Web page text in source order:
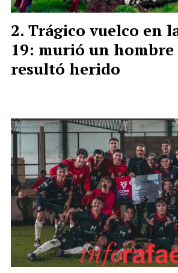
Trágico vuelco en
19: murió un
resultó herido